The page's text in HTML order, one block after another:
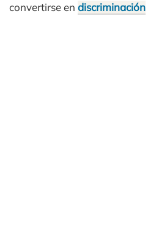
convertirse en discriminación